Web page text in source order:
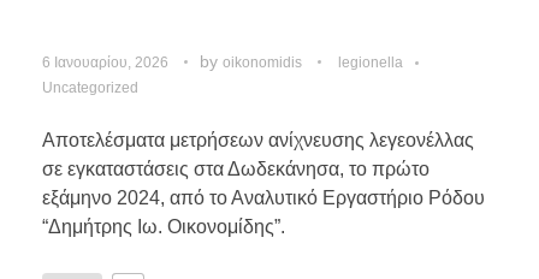
6 Ιανουαρίου, 2026 by oikonomidis
legionella
Uncategorized
Αποτελέσματα μετρήσεων ανίχνευσης λεγεονέλλας
σε εγκαταστάσεις στα Δωδεκάνησα, το πρώτο
εξάμηνο 2024, από το Αναλυτικό Εργαστήριο Ρόδου
“Δημήτρης Ιω. Οικονομίδης”.